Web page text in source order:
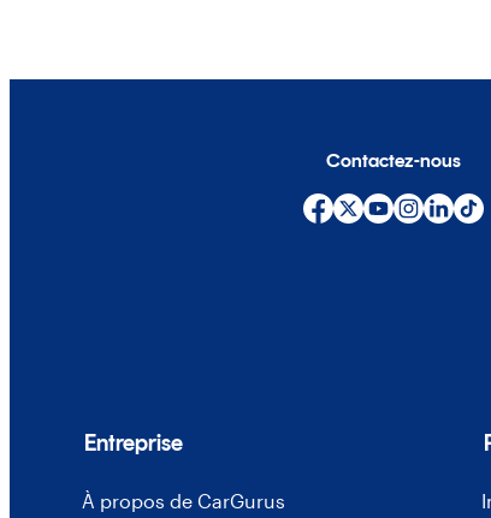
Contactez-nous
Entreprise
À propos de CarGurus